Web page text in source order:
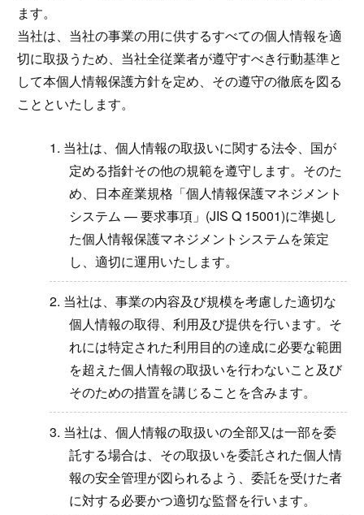
ます。
当社は、当社の事業の用に供するすべての個人情報を適
切に取扱うため、当社全従業者が遵守すべき行動基準と
して本個人情報保護方針を定め、その遵守の徹底を図る
ことといたします。
1. 当社は、個人情報の取扱いに関する法令、国が
定める指針その他の規範を遵守します。そのた
め、日本産業規格「個人情報保護マネジメント
システム — 要求事項」(JIS Q 15001)に準拠し
た個人情報保護マネジメントシステムを策定
し、適切に運用いたします。
2. 当社は、事業の内容及び規模を考慮した適切な
個人情報の取得、利用及び提供を行います。そ
れには特定された利用目的の達成に必要な範囲
を超えた個人情報の取扱いを行わないこと及び
そのための措置を講じることを含みます。
3. 当社は、個人情報の取扱いの全部又は一部を委
託する場合は、その取扱いを委託された個人情
報の安全管理が図られるよう、委託を受けた者
に対する必要かつ適切な監督を行います。